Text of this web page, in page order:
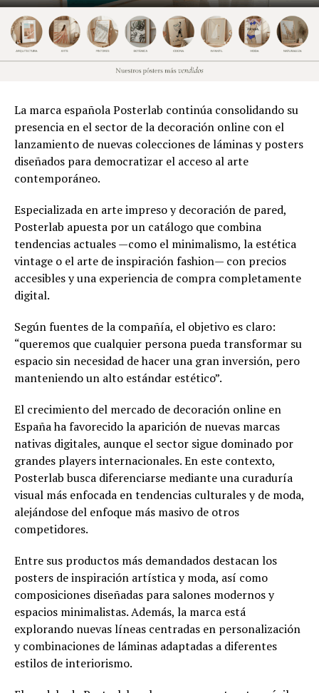
La marca española Posterlab continúa consolidando su
presencia en el sector de la decoración online con el
lanzamiento de nuevas colecciones de láminas y posters
diseñados para democratizar el acceso al arte
contemporáneo.
Especializada en arte impreso y decoración de pared,
Posterlab apuesta por un catálogo que combina
tendencias actuales —como el minimalismo, la estética
vintage o el arte de inspiración fashion— con precios
accesibles y una experiencia de compra completamente
digital.
Según fuentes de la compañía, el objetivo es claro:
“queremos que cualquier persona pueda transformar su
espacio sin necesidad de hacer una gran inversión, pero
manteniendo un alto estándar estético”.
El crecimiento del mercado de decoración online en
España ha favorecido la aparición de nuevas marcas
nativas digitales, aunque el sector sigue dominado por
grandes players internacionales. En este contexto,
Posterlab busca diferenciarse mediante una curaduría
visual más enfocada en tendencias culturales y de moda,
alejándose del enfoque más masivo de otros
competidores.
Entre sus productos más demandados destacan los
posters de inspiración artística y moda, así como
composiciones diseñadas para salones modernos y
espacios minimalistas. Además, la marca está
explorando nuevas líneas centradas en personalización
y combinaciones de láminas adaptadas a diferentes
estilos de interiorismo.